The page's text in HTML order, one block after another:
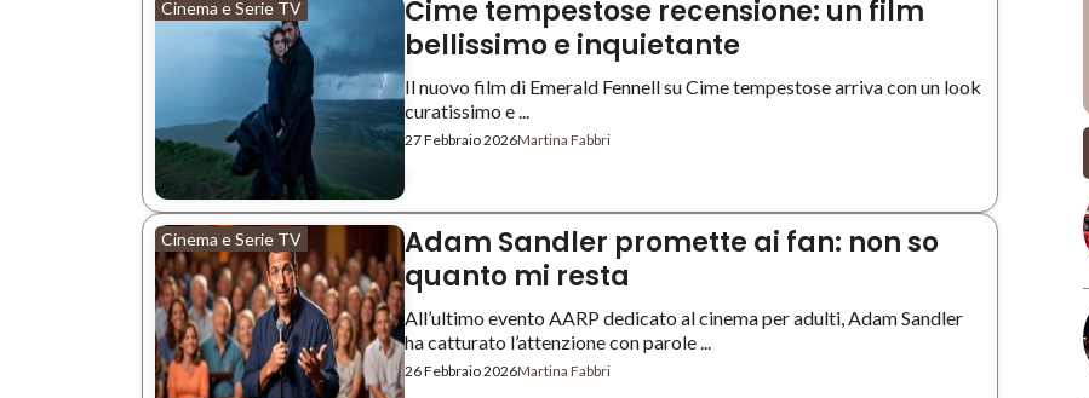
Cinema e Serie TV
Cime tempestose recensione: un film
bellissimo e inquietante
Il nuovo film di Emerald Fennell su Cime tempestose arriva con un look
curatissimo e ...
27 Febbraio 2026Martina Fabbri
Cinema e Serie TV
Adam Sandler promette ai fan: non so
quanto mi resta
All’ultimo evento AARP dedicato al cinema per adulti, Adam Sandler
ha catturato l’attenzione con parole ...
26 Febbraio 2026Martina Fabbri